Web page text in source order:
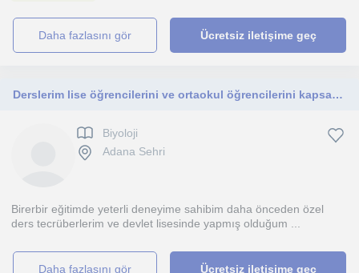
daha fazlasını gör Ücretsiz iletişime geç
Derslerim lise öğrencilerini ve ortaokul öğrencilerini kapsamaktadır.kendimi tanımlayacak olursam sabırlı,samimi bir kişiliğim var
Biyoloji
Adana Sehri
Birerbir eğitimde yeterli deneyime sahibim daha önceden özel
ders tecrüberlerim ve devlet lisesinde yapmış olduğum ...
daha fazlasını gör Ücretsiz iletişime geç